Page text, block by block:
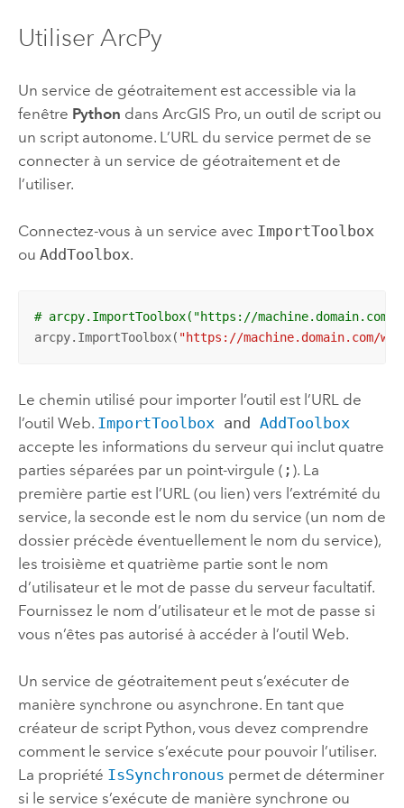
Utiliser ArcPy
Un service de géotraitement est accessible via la
fenêtre Python dans ArcGIS Pro, un outil de script ou
un script autonome. L’URL du service permet de se
connecter à un service de géotraitement et de
l’utiliser.
Connectez-vous à un service avec ImportToolbox
ou AddToolbox.
# arcpy.ImportToolbox("https://
arcpy.ImportToolbox( "https://machine.domain.com/
Le chemin utilisé pour importer l’outil est l’URL de
l’outil Web. ImportToolbox and AddToolbox
accepte les informations du serveur qui inclut quatre
parties séparées par un point-virgule ( ; ). La
première partie est l’URL (ou lien) vers l’extrémité du
service, la seconde est le nom du service (un nom de
dossier précède éventuellement le nom du service),
les troisième et quatrième partie sont le nom
d’utilisateur et le mot de passe du serveur facultatif.
Fournissez le nom d’utilisateur et le mot de passe si
vous n’êtes pas autorisé à accéder à l’outil Web.
Un service de géotraitement peut s’exécuter de
manière synchrone ou asynchrone. En tant que
créateur de script Python, vous devez comprendre
comment le service s’exécute pour pouvoir l’utiliser.
La propriété IsSynchronous permet de déterminer
si le service s’exécute de manière synchrone ou